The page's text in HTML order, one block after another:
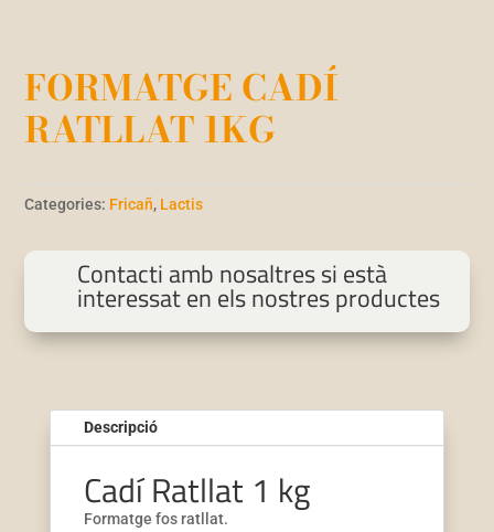
FORMATGE CADÍ
RATLLAT 1KG
Categories: Fricañ, Lactis
Contacti amb nosaltres si està
interessat en els nostres productes
Descripció
Cadí Ratllat 1 kg
Formatge fos ratllat.